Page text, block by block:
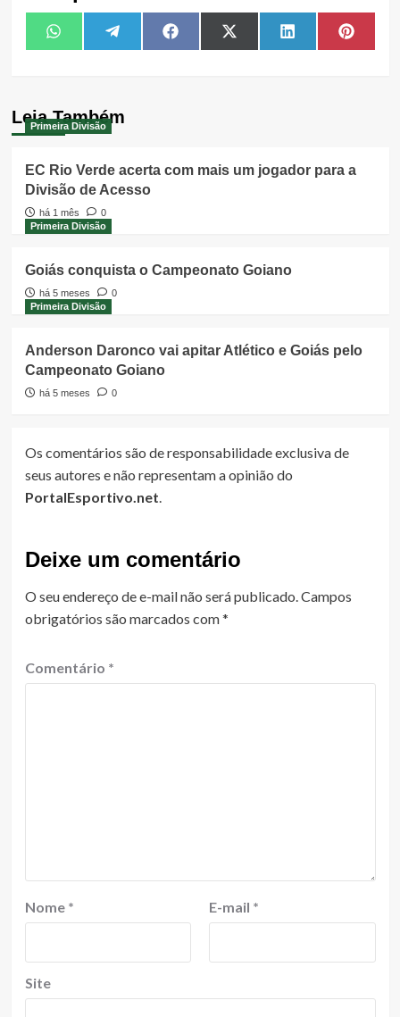
Share
on
WhatsAppShare
on
TelegramShare
on
FacebookShare
on
X
(Twitter)
Share
on
LinkedIn Share
on
Leia Também
Primeira Divisão
EC Rio Verde acerta com mais um jogador para a
Divisão de Acesso
há 1 mês
0
Primeira Divisão
Goiás conquista o Campeonato Goiano
há 5 meses
0
Primeira Divisão
Anderson Daronco vai apitar Atlético e Goiás pelo
Campeonato Goiano
há 5 meses 0
Os comentários são de responsabilidade exclusiva de
seus autores e não representam a opinião do
PortalEsportivo.net.
Deixe um comentário
O seu endereço de e-mail não será publicado.Campos
obrigatórios são marcados com*
Comentário *
Nome * E-mail *
Site